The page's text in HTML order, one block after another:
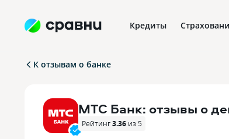
Кредиты
К отзывам о банке
МТС Банк: отзывы о
Рейтинг3.36 из 5